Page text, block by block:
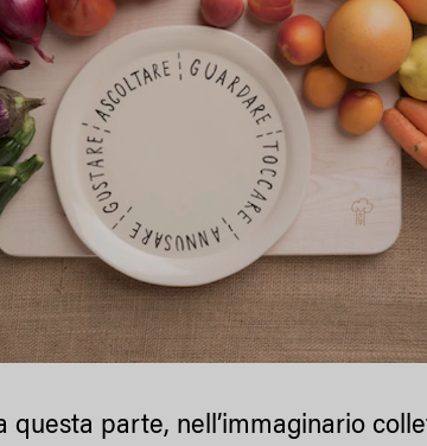
questa parte, nell’immaginario